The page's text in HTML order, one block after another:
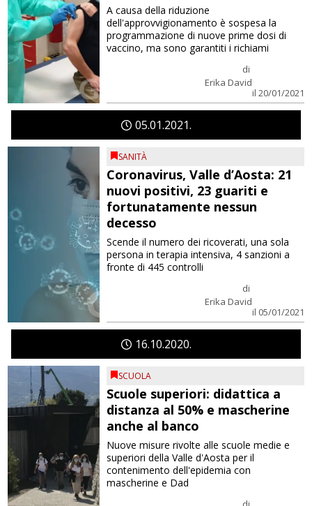
di
Erika David
il 20/01/2021
A causa della riduzione
dell'approvvigionamento è sospesa la
programmazione di nuove prime dosi di
vaccino, ma sono garantiti i richiami
0501 2021
SANITÀ
Coronavirus, Valle d’Aosta: 21
nuovi positivi, 23 guariti e
fortunatamente nessun
decesso
di
Erika David
il 05/01/2021
Scende il numero dei ricoverati, una sola
persona in terapia intensiva, 4 sanzioni a
fronte di 445 controlli
16 10 2020
SCUOLA
Scuole superiori: didattica a
distanza al 50% e mascherine
anche al banco
Nuove misure rivolte alle scuole medie e
superiori della Valle d'Aosta per il
contenimento dell'epidemia con
mascherine e Dad